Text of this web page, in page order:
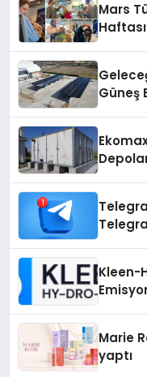
Mars
Güneş
Kleen-
Marie
yaptı